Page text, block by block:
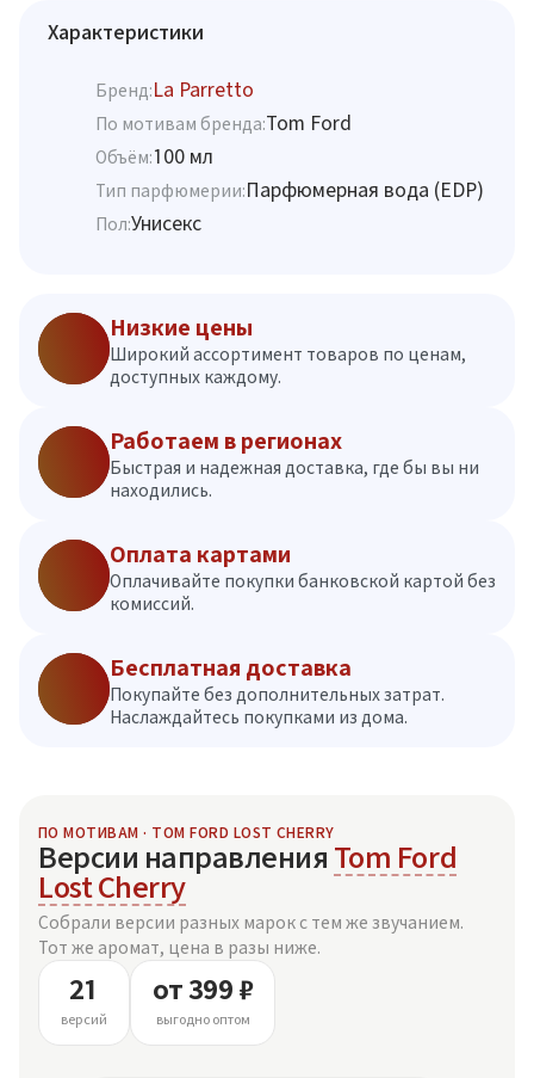
Характеристики
Бренд:La Parretto
По мотивам бренда:Tom Ford
Объём:100 мл
Тип парфюмерии:Парфюмерная вода (EDP)
Пол:Унисекс
Низкие цены
Широкий ассортимент товаров по ценам,
доступных каждому.
Работаем в регионах
Быстрая и надежная доставка, где бы вы ни
находились.
Оплата картами
Оплачивайте покупки банковской картой без
комиссий.
Бесплатная доставка
Покупайте без дополнительных затрат.
Наслаждайтесь покупками из дома.
ПО МОТИВАМ · TOM FORD LOST CHERRY
Версии направления Tom Ford
Lost Cherry
Собрали версии разных марок с тем же звучанием.
Тот же аромат, цена в разы ниже.
21
версий
от 399 ₽
выгодно оптом